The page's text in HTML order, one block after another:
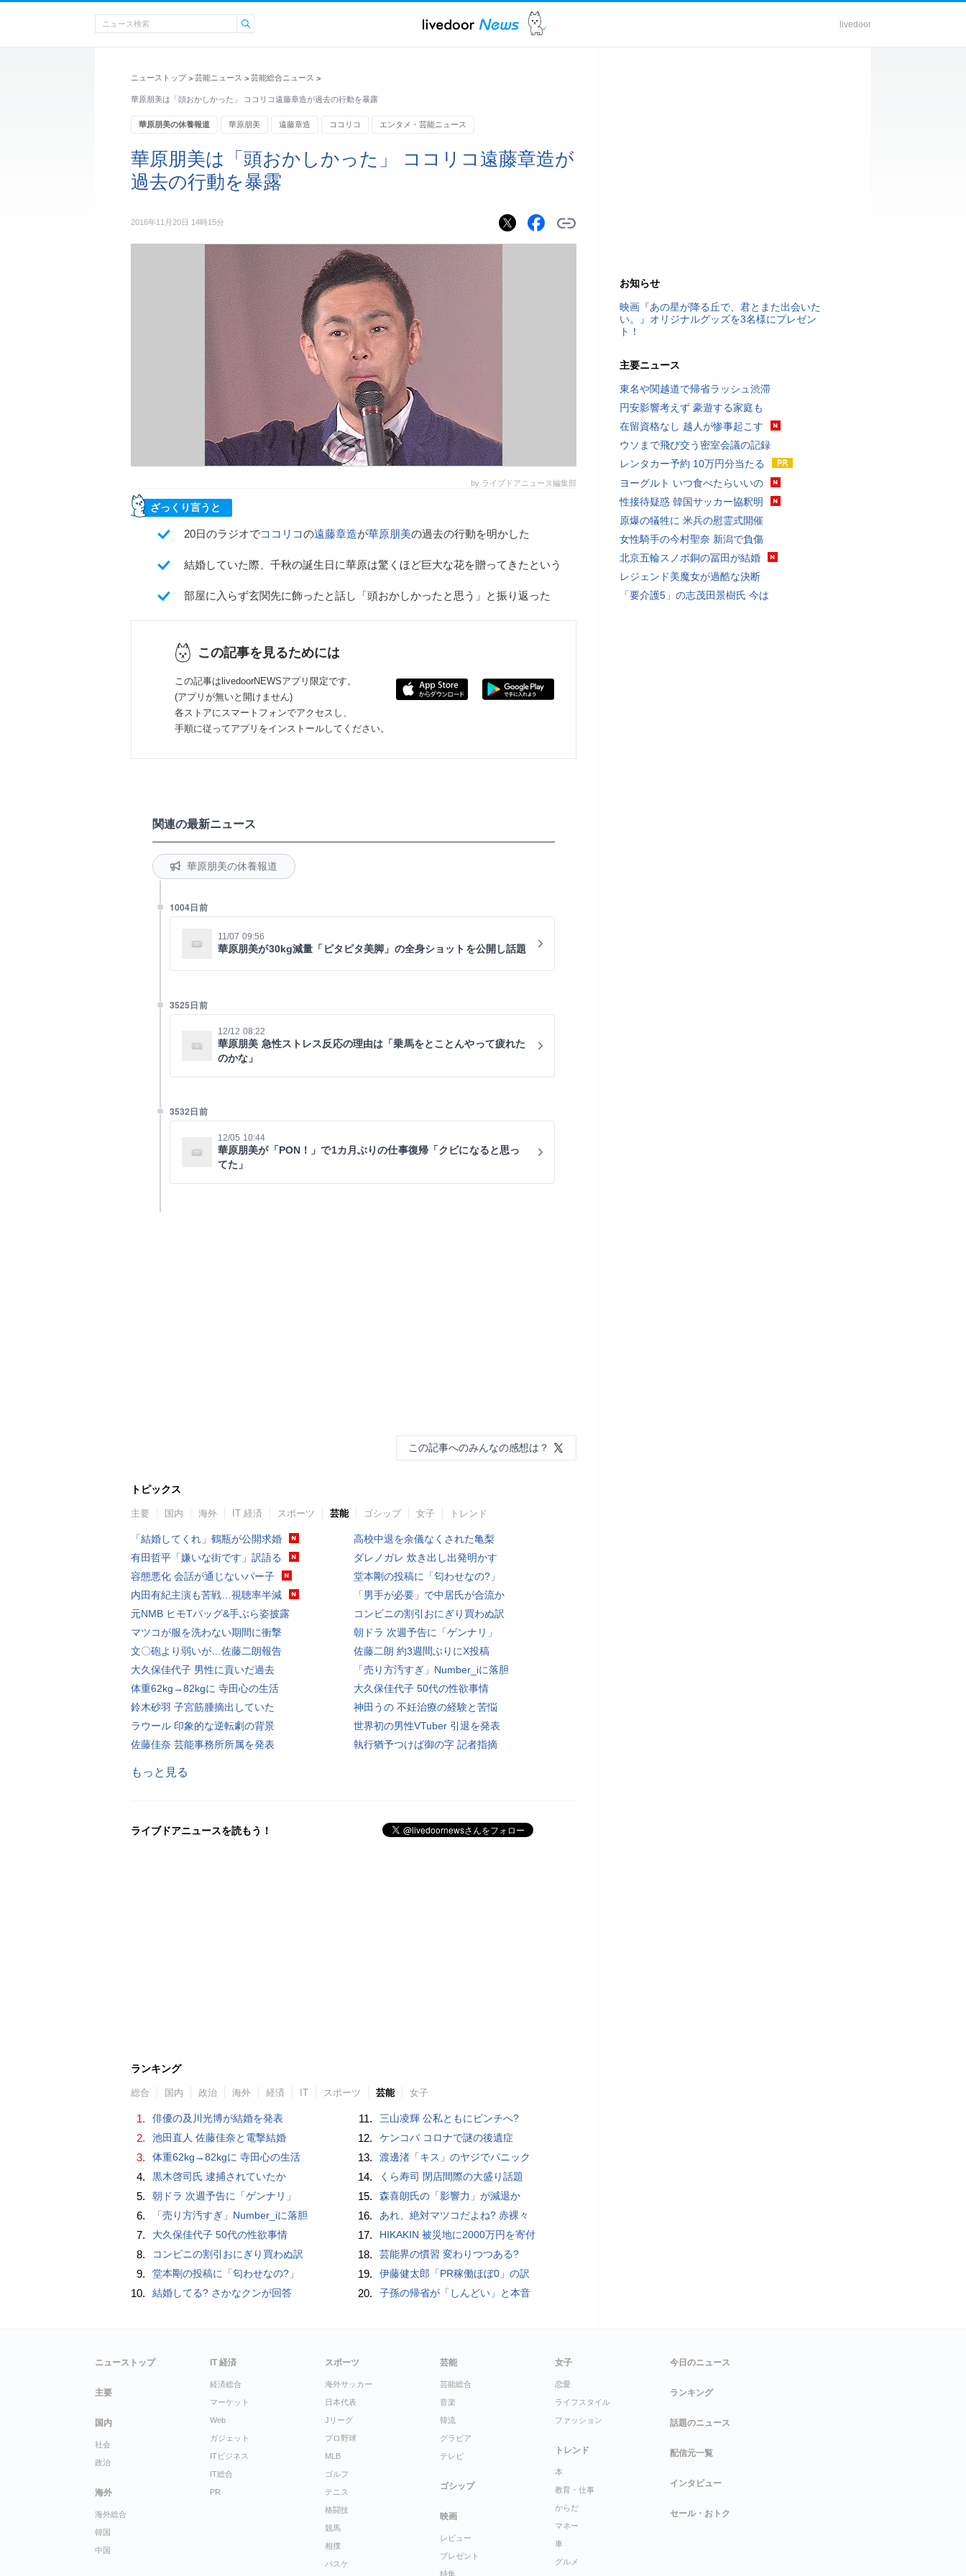
livedoor
ニューストップ > 芸能ニュース > 芸能総合ニュース >
華原朋美は「頭おかしかった」 ココリコ遠藤章造が過去の行動を暴露
華原朋美の休養報道 華原朋美 遠藤章造 ココリコ エンタメ・芸能ニュース
華原朋美は「頭おかしかった」 ココリコ遠藤章造が
過去の行動を暴露
2016年11月20日 14時15分
by ライブドアニュース編集部
ざっくり言うと
20日のラジオでココリコの遠藤章造が華原朋美の過去の行動を明かした
結婚していた際、千秋の誕生日に華原は驚くほど巨大な花を贈ってきたという
部屋に入らず玄関先に飾ったと話し「頭おかしかったと思う」と振り返った
この記事を見るためには
この記事はlivedoorNEWSアプリ限定です。
(アプリが無いと開けません)
各ストアにスマートフォンでアクセスし、
手順に従ってアプリをインストールしてください。
関連の最新ニュース
華原朋美の休養報道
1004日前
11/07 09:56
華原朋美が30kg減量「ピタピタ美脚」の全身ショットを公開し話題
3525日前
12/12 08:22
華原朋美 急性ストレス反応の理由は「乗馬をとことんやって疲れた
のかな」
3532日前
12/05 10:44
華原朋美が「PON！」で1カ月ぶりの仕事復帰「クビになると思っ
てた」
この記事へのみんなの感想は？
トピックス
主要 国内 海外 IT 経済 スポーツ 芸能 ゴシップ 女子 トレンド
「結婚してくれ」鶴瓶が公開求婚
有田哲平「嫌いな街です」訳語る
容態悪化 会話が通じないパー子
内田有紀主演も苦戦…視聴率半減
元NMB ヒモTバッグ&手ぶら姿披露
マツコが服を洗わない期間に衝撃
文〇砲より弱いが…佐藤二朗報告
大久保佳代子 男性に貢いだ過去
体重62kg→82kgに 寺田心の生活
鈴木砂羽 子宮筋腫摘出していた
ラウール 印象的な逆転劇の背景
佐藤佳奈 芸能事務所所属を発表
高校中退を余儀なくされた亀梨
ダレノガレ 炊き出し出発明かす
堂本剛の投稿に「匂わせなの?」
「男手が必要」で中居氏が合流か
コンビニの割引おにぎり買わぬ訳
朝ドラ 次週予告に「ゲンナリ」
佐藤二朗 約3週間ぶりにX投稿
「売り方汚すぎ」Number_iに落胆
大久保佳代子 50代の性欲事情
神田うの 不妊治療の経験と苦悩
世界初の男性VTuber 引退を発表
執行猶予つけば御の字 記者指摘
もっと見る
ライブドアニュースを読もう！
ランキング
総合 国内 政治 海外 経済 IT スポーツ 芸能 女子
1. 俳優の及川光博が結婚を発表
2. 池田直人 佐藤佳奈と電撃結婚
3. 体重62kg→82kgに 寺田心の生活
4. 黒木啓司氏 逮捕されていたか
5. 朝ドラ 次週予告に「ゲンナリ」
6. 「売り方汚すぎ」Number_iに落胆
7. 大久保佳代子 50代の性欲事情
8. コンビニの割引おにぎり買わぬ訳
9. 堂本剛の投稿に「匂わせなの?」
10. 結婚してる? さかなクンが回答
11. 三山凌輝 公私ともにピンチへ?
12. ケンコバ コロナで謎の後遺症
13. 渡邊渚「キス」のヤジでパニック
14. くら寿司 閉店間際の大盛り話題
15. 森喜朗氏の「影響力」が減退か
16. あれ、絶対マツコだよね? 赤裸々
17. HIKAKIN 被災地に2000万円を寄付
18. 芸能界の慣習 変わりつつある?
19. 伊藤健太郎「PR稼働ほぼ0」の訳
20. 子孫の帰省が「しんどい」と本音
お知らせ
映画『あの星が降る丘で、君とまた出会いた
い。』オリジナルグッズを3名様にプレゼン
ト！
主要ニュース
東名や関越道で帰省ラッシュ渋滞
円安影響考えず 豪遊する家庭も
在留資格なし 越人が惨事起こす
ウソまで飛び交う密室会議の記録
レンタカー予約 10万円分当たる
ヨーグルト いつ食べたらいいの
性接待疑惑 韓国サッカー協釈明
原爆の犠牲に 米兵の慰霊式開催
女性騎手の今村聖奈 新潟で負傷
北京五輪スノボ銅の冨田が結婚
レジェンド美魔女が過酷な決断
「要介護5」の志茂田景樹氏 今は
ニューストップ
主要
国内
社会
政治
海外
海外総合
韓国
中国
IT 経済
経済総合
マーケット
Web
ガジェット
ITビジネス
IT総合
PR
スポーツ
海外サッカー
日本代表
Jリーグ
プロ野球
MLB
ゴルフ
テニス
格闘技
競馬
相撲
バスケ
芸能
芸能総合
音楽
韓流
グラビア
テレビ
ゴシップ
映画
レビュー
プレゼント
特集
女子
恋愛
ライフスタイル
ファッション
トレンド
本
教育・仕事
からだ
マネー
車
グルメ
今日のニュース
ランキング
話題のニュース
配信元一覧
インタビュー
セール・おトク